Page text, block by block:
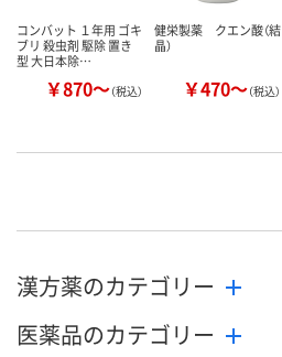
コンバット １年用 ゴキ
ブリ 殺虫剤 駆除 置き
型 大日本除…
￥870～（税込）
健栄製薬 クエン酸（結
晶）
￥470～（税込）
漢方薬のカテゴリー
医薬品のカテゴリー